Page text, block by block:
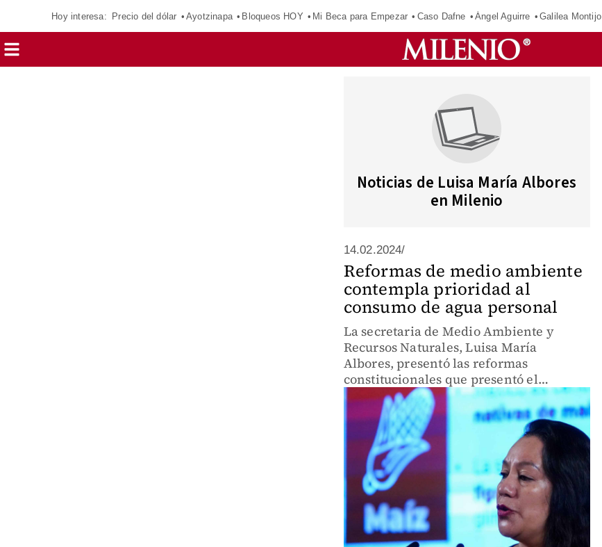
Hoy interesa: Precio del dólar Ayotzinapa Bloqueos HOY Mi Beca para Empezar Caso Dafne Ángel Aguirre Galilea Montijo
Noticias de Luisa María Albores
en Milenio
14.02.2024/
Reformas de medio ambiente
contempla prioridad al
consumo de agua personal
La secretaria de Medio Ambiente y
Recursos Naturales, Luisa María
Albores, presentó las reformas
constitucionales que presentó el
Presidente en esta materia, entre las que
destaca una para garantizar el derecho
al agua.